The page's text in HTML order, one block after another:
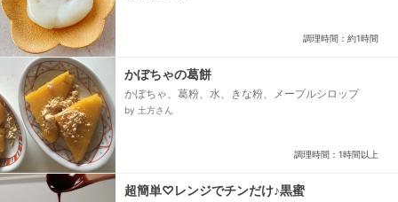
調理時間：約1時間
かぼちゃの葛餅
かぼちゃ、葛粉、水、きな粉、メープルシロップ
by 土方さん
調理時間：1時間以上
超簡単♡レンジでチンだけ♪黒蜜